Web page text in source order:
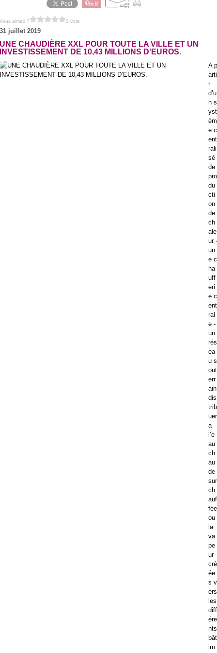
Vous aimez ? 0 vote
31 juillet 2019
UNE CHAUDIÈRE XXL POUR TOUTE LA VILLE ET UN
INVESTISSEMENT DE 10,43 MILLIONS D’EUROS.
A p
arti
r
d’u
n s
yst
èm
e c
ent
rali
sé
de
pro
du
cti
on
de
ch
ale
ur -
un
e c
ha
uff
eri
e c
ent
ral
e -
un
rés
ea
u s
out
err
ain
dis
trib
uer
a
l’e
au
ch
au
de
sur
ch
auf
fée
ou
la
va
pe
ur
cré
ée
s v
ers
les
diff
ére
nts
bât
im